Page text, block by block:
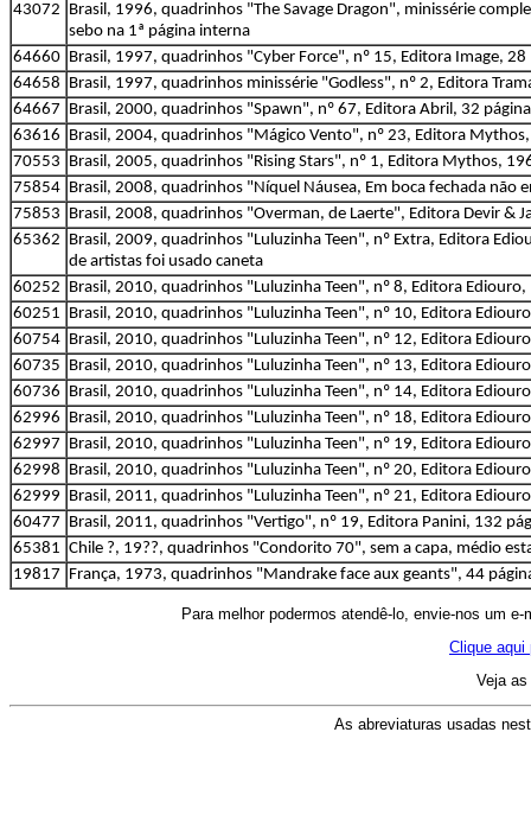
43072 Brasil, 1996, quadrinhos "The Savage Dragon", minissérie
sebo na 1ª página interna
64660 Brasil, 1997, quadrinhos "Cyber Force", nº 15, Editora Image, 28
64658 Brasil, 1997, quadrinhos minissérie "Godless", nº 2, Editora
64667 Brasil, 2000, quadrinhos "Spawn", nº 67, Editora Abril, 32
63616 Brasil, 2004, quadrinhos "Mágico Vento", nº 23, Editora
70553 Brasil, 2005, quadrinhos "Rising Stars", nº 1, Editora Mythos,
75854 Brasil, 2008, quadrinhos "Níquel Náusea, Em boca fechada não
75853 Brasil, 2008, quadrinhos "Overman, de Laerte", Editora Devir &
65362 Brasil, 2009, quadrinhos "Luluzinha Teen", nº Extra, Editora
de artistas foi usado caneta
60252 Brasil, 2010, quadrinhos "Luluzinha Teen", nº 8, Editora Ediouro,
60251 Brasil, 2010, quadrinhos "Luluzinha Teen", nº 10, Editora
60754 Brasil, 2010, quadrinhos "Luluzinha Teen", nº 12, Editora
60735 Brasil, 2010, quadrinhos "Luluzinha Teen", nº 13, Editora
60736 Brasil, 2010, quadrinhos "Luluzinha Teen", nº 14, Editora
62996 Brasil, 2010, quadrinhos "Luluzinha Teen", nº 18, Editora
62997 Brasil, 2010, quadrinhos "Luluzinha Teen", nº 19, Editora
62998 Brasil, 2010, quadrinhos "Luluzinha Teen", nº 20, Editora
62999 Brasil, 2011, quadrinhos "Luluzinha Teen", nº 21, Editora
60477 Brasil, 2011, quadrinhos "Vertigo", nº 19, Editora Panini, 132
65381 Chile ?, 19??, quadrinhos "Condorito 70", sem a capa, médio
19817 França, 1973, quadrinhos "Mandrake face aux geants", 44
Para melhor podermos atendê-lo, envie-nos um
Clique aqui
Veja
As abreviaturas usadas